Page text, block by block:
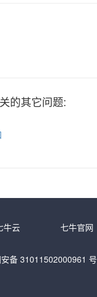
的其它问题:
牛云 七牛官网
备 31011502000961 号